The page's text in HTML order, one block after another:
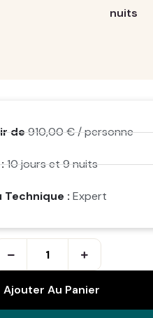
nuits
de910,00€/ personne
:10 jours et 9 nuits
Technique :Expert
Ajouter Au Panier